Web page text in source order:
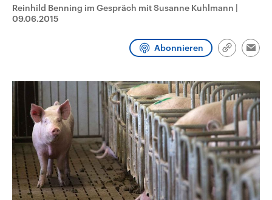
Wahl.
Audio-Archiv
Reinhild Benning im Gespräch mit Susanne Kuhlmann |
09.06.2015
Abonnieren
Link